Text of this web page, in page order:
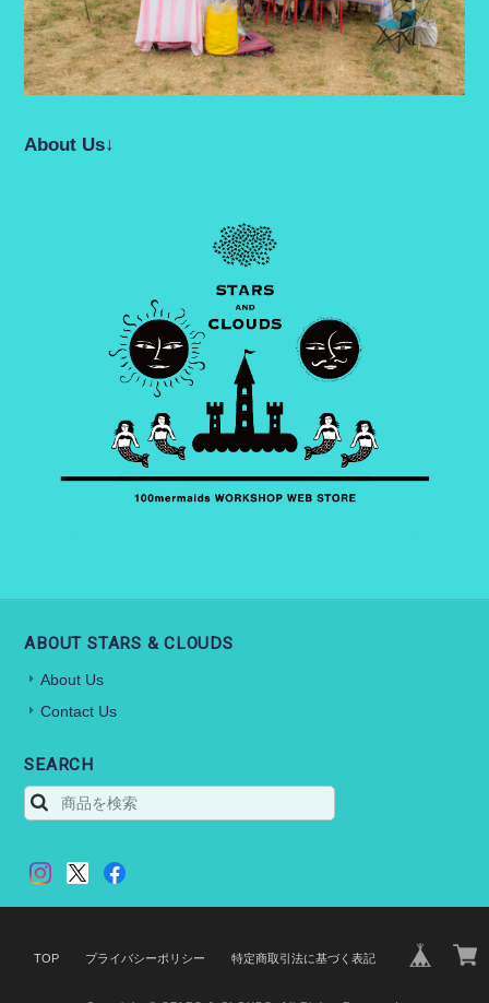
About Us↓
ABOUT STARS & CLOUDS
About Us
Contact Us
SEARCH
TOP プライバシーポリシー 特定商取引法に基づく表記